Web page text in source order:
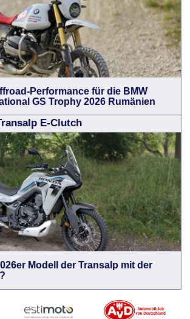
Performance für die BMW
GS Trophy 2026 Rumänien
E-Clutch
Modell der Transalp mit der